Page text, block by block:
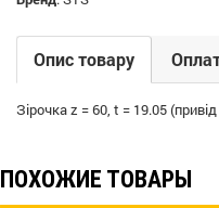
Опис товару
Зірочкаz =60, t = 19.05(привід
ПОХОЖИЕ ТОВАРЫ